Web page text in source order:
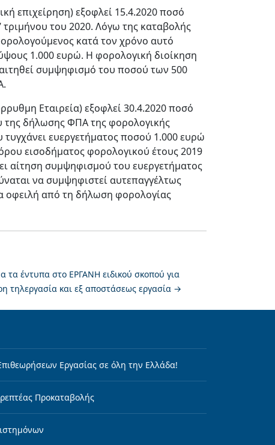
επιχείρηση) εξοφλεί 15.4.2020 ποσό
του 2020. Λόγω της καταβολής
κατά τον χρόνο αυτό
1.000 ευρώ. Η φορολογική διοίκηση
συμψηφισμό του ποσού των 500
Εταιρεία) εξοφλεί 30.4.2020 ποσό
της δήλωσης ΦΠΑ της φορολογικής
ευεργετήματος ποσού 1.000 ευρώ
εισοδήματος φορολογικού έτους 2019
αίτηση συμψηφισμού του ευεργετήματος
να συμψηφιστεί αυτεπαγγέλτως
οφειλή από τη δήλωση φορολογίας
τα έντυπα στο ΕΡΓΑΝΗ ειδικού σκοπού για
τηλεργασία και εξ αποστάσεως εργασία →
Εργασίας σε όλη την Ελλάδα!
Προκαταβολής